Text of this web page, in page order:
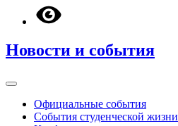
Новости и события
Официальные события
События студенческой жизни